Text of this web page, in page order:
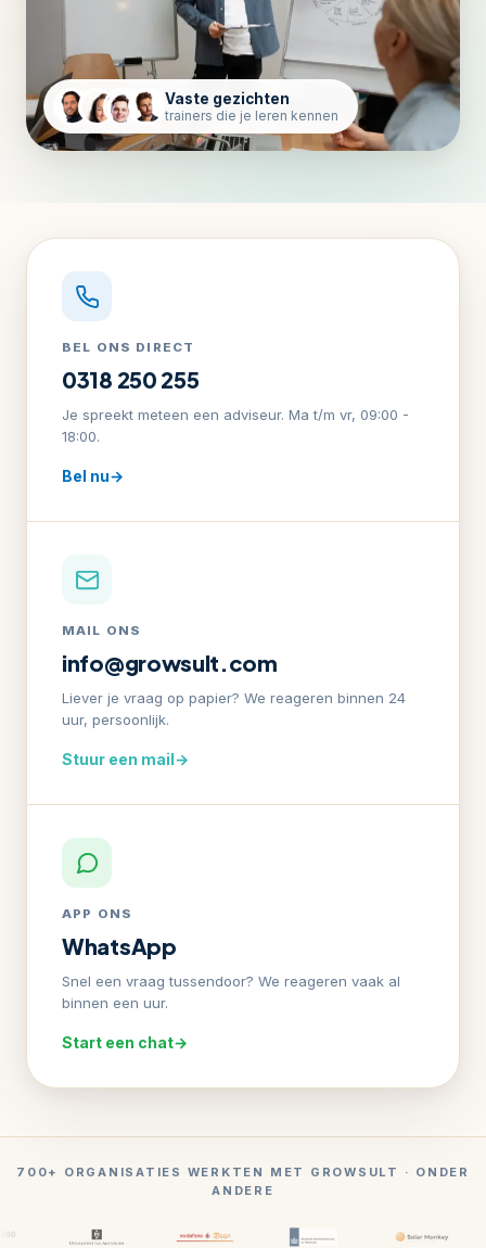
Vaste gezichten
trainers die je leren kennen
BEL ONS DIRECT
0318 250 255
Je spreekt meteen een adviseur. Ma t/m vr, 09:00 -
18:00.
Bel nu→
MAIL ONS
info@growsult.com
Liever je vraag op papier? We reageren binnen 24
uur, persoonlijk.
Stuur een mail →
APP ONS
WhatsApp
Snel een vraag tussendoor? We reageren vaak al
binnen een uur.
Start een chat→
700+ ORGANISATIES WERKTEN MET GROWSULT · ONDER
ANDERE